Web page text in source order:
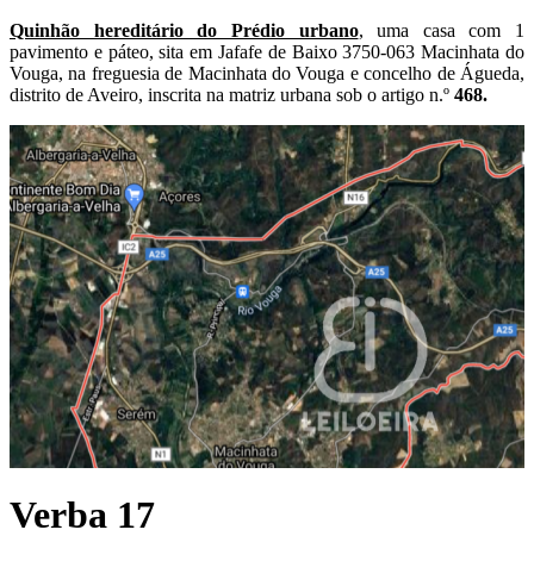
Quinhão hereditário do Prédio urbano, uma casa com 1
pavimento e páteo, sita em Jafafe de Baixo 3750-063 Macinhata do
Vouga, na freguesia de Macinhata do Vouga e concelho de Águeda,
distrito de Aveiro, inscrita na matriz urbana sob o artigo n.º 468.
Verba 17